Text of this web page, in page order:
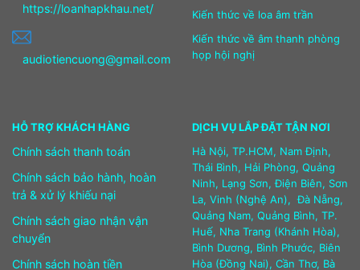
https://loanhapkhau.net/
audiotiencuong@gmail.com
Kiến thức về loa âm trần
Kiến thức về âm thanh phòng
họp hội nghị
HỖ TRỢ KHÁCH HÀNG
Chính sách thanh toán
Chính sách bảo hành, hoàn
trả & xử lý khiếu nại
Chính sách giao nhận vận
chuyển
Chính sách hoàn tiền
DỊCH VỤ LẮP ĐẶT TẬN NƠI
Hà Nội, TP.HCM, Nam Định,
Thái Bình, Hải Phòng, Quảng
Ninh, Lạng Sơn, Điện Biên, Sơn
La, Vinh (Nghệ An), Đà Nẵng,
Quảng Nam, Quảng Bình, TP.
Huế, Nha Trang (Khánh Hòa),
Bình Dương, Bình Phước, Biên
Hòa (Đồng Nai), Cần Thơ, Bà